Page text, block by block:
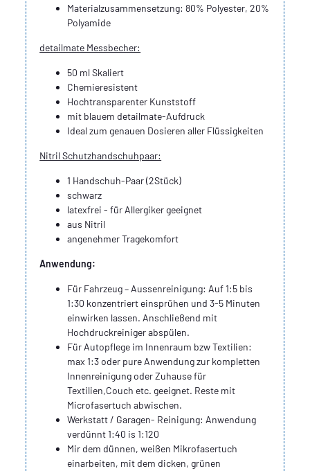
Materialzusammensetzung: 80% Polyester, 20%
Polyamide
detailmate Messbecher:
50 ml Skaliert
Chemieresistent
Hochtransparenter Kunststoff
mit blauem detailmate-Aufdruck
Ideal zum genauen Dosieren aller Flüssigkeiten
Nitril Schutzhandschuhpaar:
1 Handschuh-Paar (2Stück)
schwarz
latexfrei - für Allergiker geeignet
aus Nitril
angenehmer Tragekomfort
Anwendung:
Für Fahrzeug – Aussenreinigung: Auf 1:5 bis
1:30 konzentriert einsprühen und 3-5 Minuten
einwirken lassen. Anschließend mit
Hochdruckreiniger abspülen.
Für Autopflege im Innenraum bzw Textilien:
max 1:3 oder pure Anwendung zur kompletten
Innenreinigung oder Zuhause für
Textilien,Couch etc. geeignet. Reste mit
Microfasertuch abwischen.
Werkstatt / Garagen- Reinigung: Anwendung
verdünnt 1:40 is 1:120
Mir dem dünnen, weißen Mikrofasertuch
einarbeiten, mit dem dicken, grünen